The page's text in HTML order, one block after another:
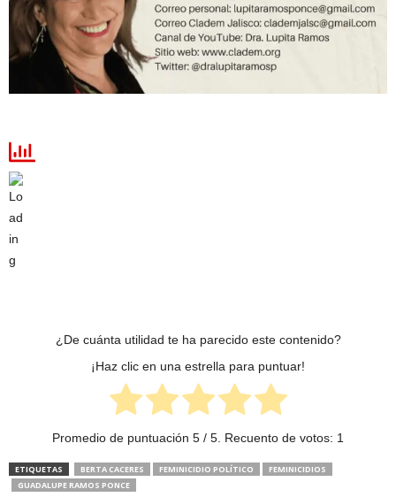
¿De cuánta utilidad te ha parecido este contenido?
¡Haz clic en una estrella para puntuar!
Promedio de puntuación 5 / 5. Recuento de votos: 1
ETIQUETAS BERTA CACERES FEMINICIDIO POLÍTICO
FEMINICIDIOS
GUADALUPE RAMOS PONCE